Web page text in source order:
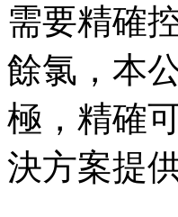
需要精確
餘氯，本
極，精確
決方案提